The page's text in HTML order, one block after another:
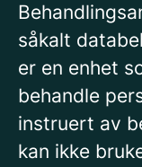
såkalt
er en enhet
behandle
instruert av
kan ikke